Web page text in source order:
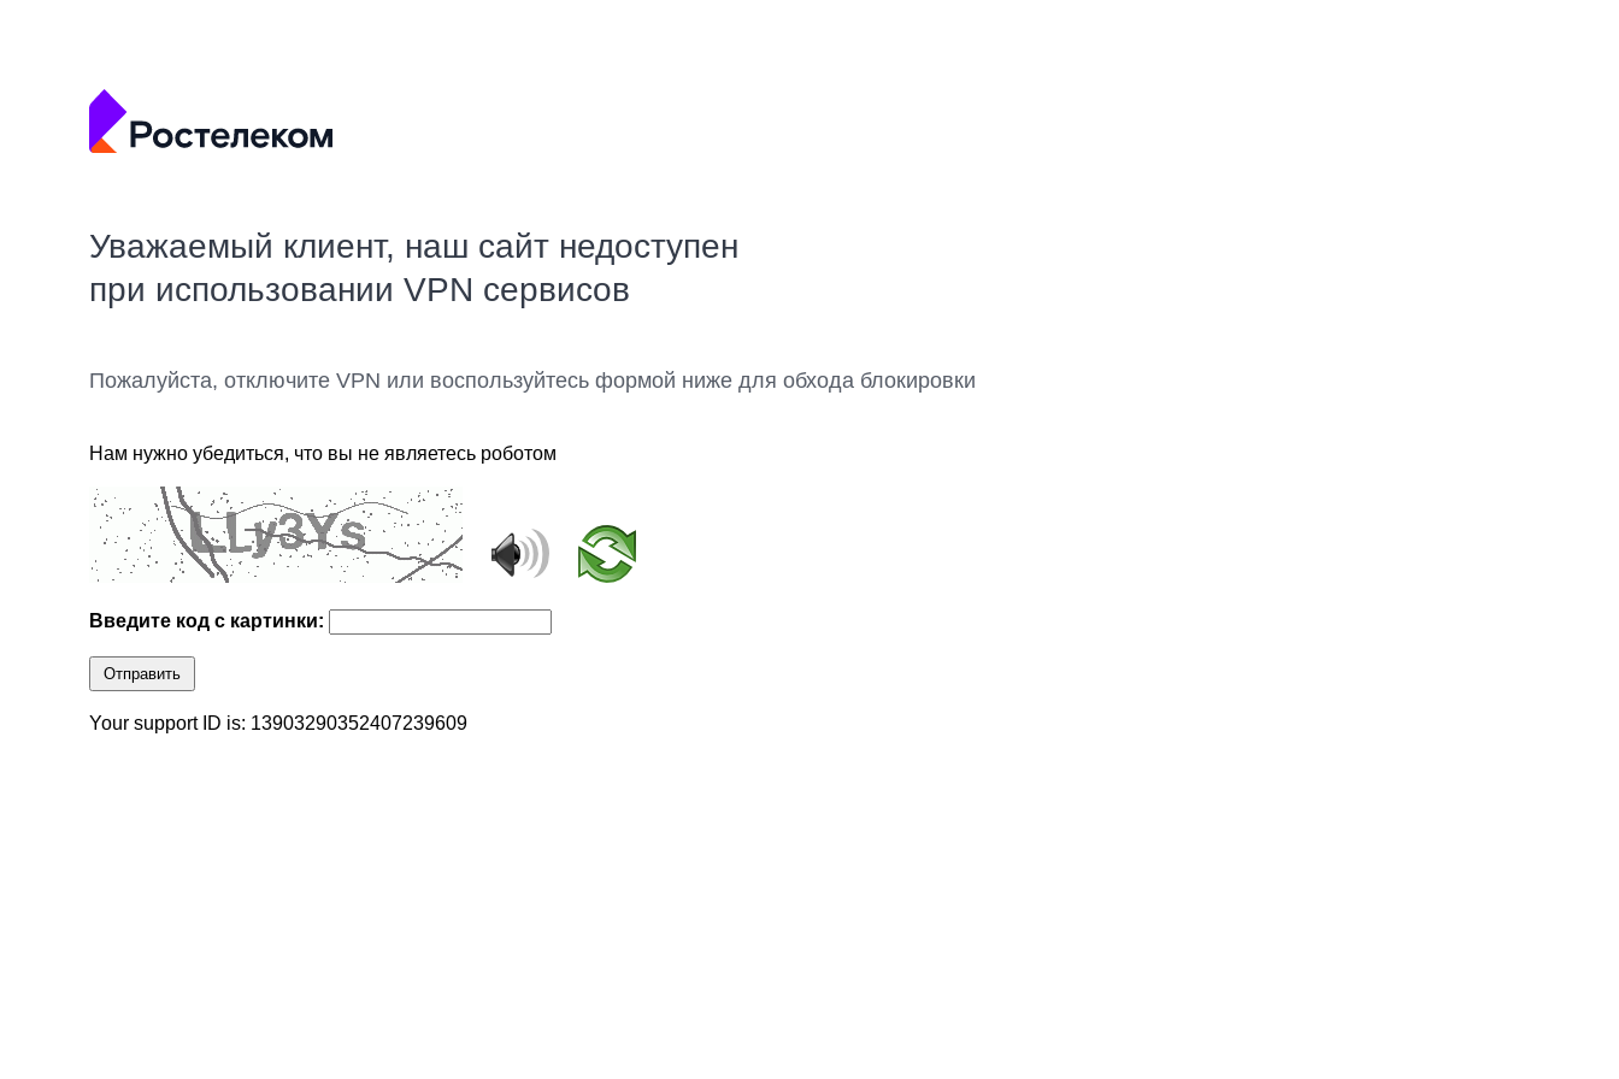
Уважаемый клиент, наш сайт недоступен
при использовании VPN сервисов
Пожалуйста, отключите VPN или воспользуйтесь формой ниже для обхода блокировки
Нам нужно убедиться, что вы не являетесь роботом
Введите код с картинки:
Отправить
Your support ID is: 13903290352407239609